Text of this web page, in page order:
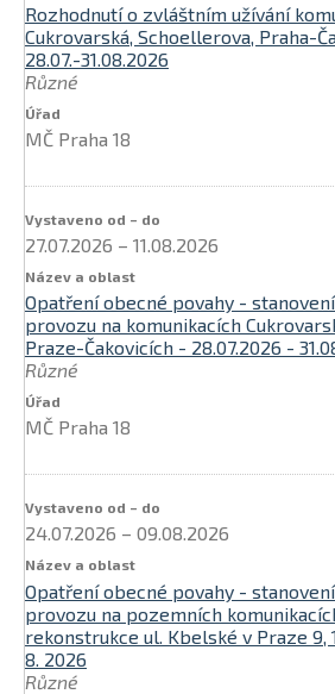
Rozhodnutí o zvláštním užívání
Cukrovarská, Schoellerova, Praha-
28.07.-31.08.2026
Různé
MČ Praha 18
27.07.2026 – 11.08.2026
Opatření obecné povahy -
provozu na komunikacích
Praze-Čakovicích - 28.07.2026 -
Různé
MČ Praha 18
24.07.2026 – 09.08.2026
Opatření obecné povahy -
provozu na pozemních
rekonstrukce ul. Kbelské v Praze 9,
8. 2026
Různé